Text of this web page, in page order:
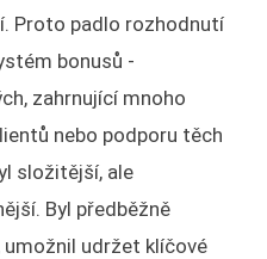
Proto padlo rozhodnutí
bonusů -
zahrnující mnoho
nebo podporu těch
složitější, ale
Byl předběžně
udržet klíčové